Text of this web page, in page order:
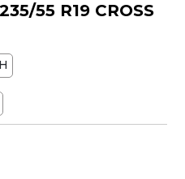
55 R19 CROSS
H